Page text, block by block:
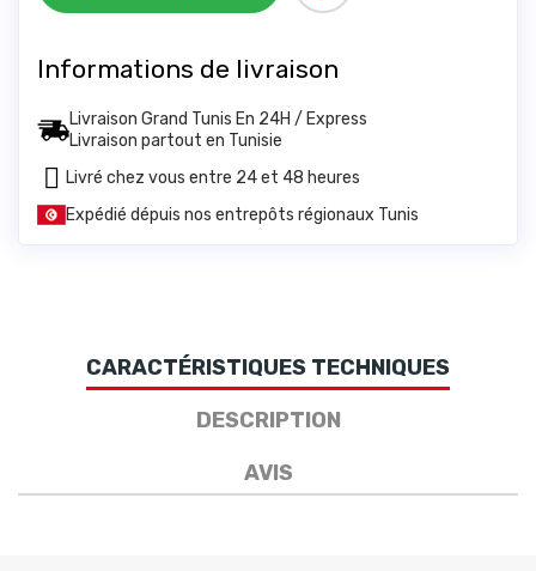
Informations de livraison
Livraison Grand Tunis En 24H / Express
Livraison partout en Tunisie
Expédié dépuis nos entrepôts régionaux Tunis
Livré chez vous entre 24 et 48 heures
CARACTÉRISTIQUES TECHNIQUES
DESCRIPTION
AVIS